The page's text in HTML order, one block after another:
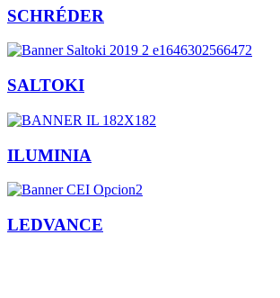
SCHRÉDER
SALTOKI
ILUMINIA
LEDVANCE